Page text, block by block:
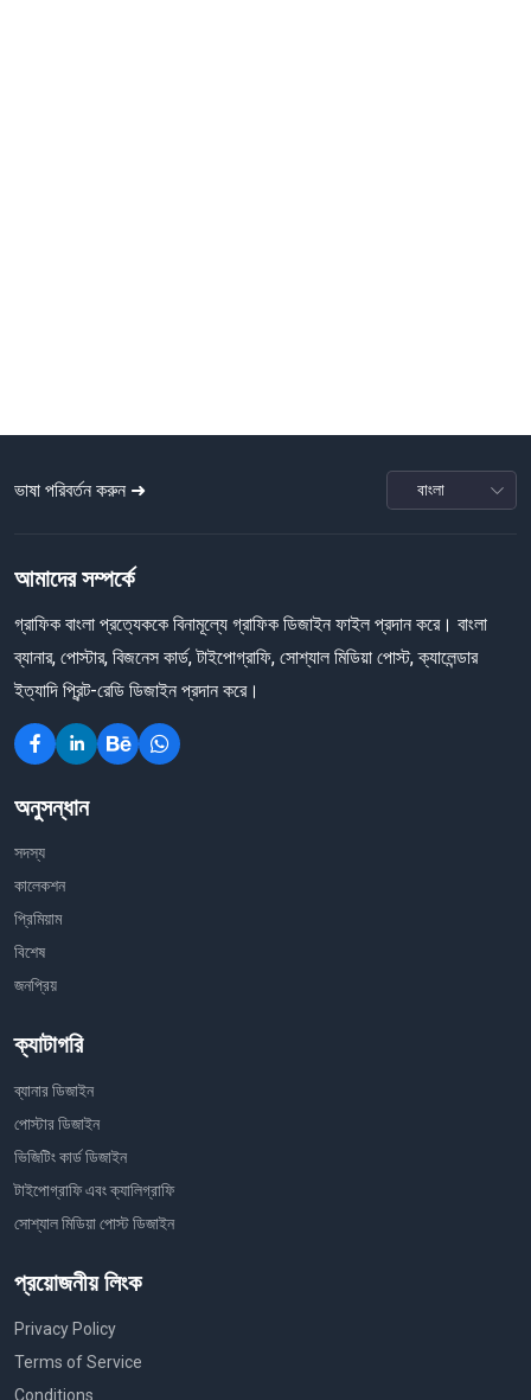
ভাষা পরিবর্তন করুন ➜
আমাদের সম্পর্কে
গ্রাফিক বাংলা প্রত্যেককে বিনামূল্যে গ্রাফিক ডিজাইন ফাইল প্রদান করে। বাংলা
ব্যানার, পোস্টার, বিজনেস কার্ড, টাইপোগ্রাফি, সোশ্যাল মিডিয়া পোস্ট, ক্যালেন্ডার
ইত্যাদি প্রিন্ট-রেডি ডিজাইন প্রদান করে।
অনুসন্ধান
সদস্য
কালেকশন
প্রিমিয়াম
বিশেষ
জনপ্রিয়
ক্যাটাগরি
ব্যানার ডিজাইন
পোস্টার ডিজাইন
ভিজিটিং কার্ড ডিজাইন
টাইপোগ্রাফি এবং ক্যালিগ্রাফি
সোশ্যাল মিডিয়া পোস্ট ডিজাইন
প্রয়োজনীয় লিংক
Privacy Policy
Terms of Service
Conditions